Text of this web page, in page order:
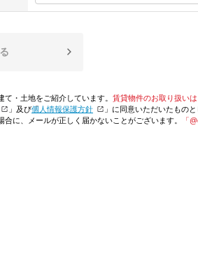
・土地をご紹介しています。 賃貸物件のお取り扱い
」及び「個人情報保護方針
」に同意いただいたものと
合に、メールが正しく届かないことがございます。
「